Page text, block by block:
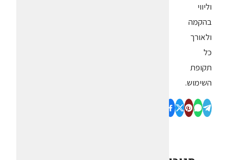
וליווי
בהקמה
ולאורך
כל
תקופת
השימוש.